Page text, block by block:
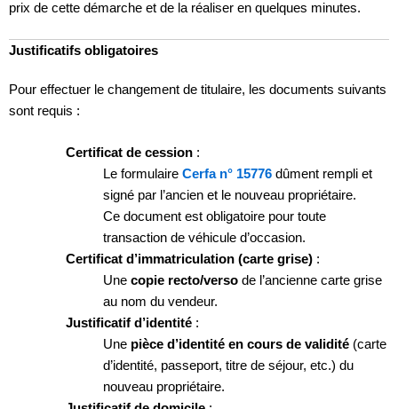
prix de cette démarche et de la réaliser en quelques minutes.
Justificatifs obligatoires
Pour effectuer le changement de titulaire, les documents suivants
sont requis :
Certificat de cession:
Le formulaire Cerfa n° 15776dûment rempli et
signé par l’ancien et le nouveau propriétaire.
Ce document est obligatoire pour toute
transaction de véhicule d’occasion.
Certificat d’immatriculation (carte grise):
Une copie recto/versode l’ancienne carte grise
au nom du vendeur.
Justificatif d’identité:
Une pièce d’identité en cours de validité(carte
d’identité, passeport, titre de séjour, etc.) du
nouveau propriétaire.